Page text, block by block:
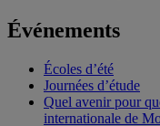
Événements
Écoles d’été
Journées d’étude
Quel avenir pour
internationale de